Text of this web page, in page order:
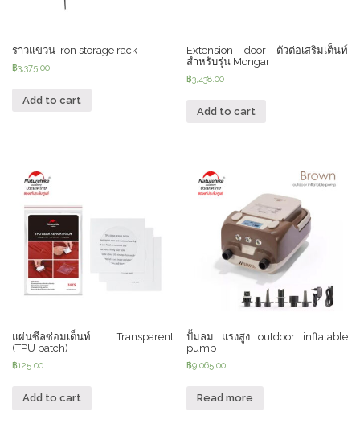
ราวแขวน iron storage rack
฿3,375.00
Add to cart
Extension door ตัวต่อเสริมเต็นท์
สำหรับรุ่น Mongar
฿3,438.00
Add to cart
แผ่นซีลซ่อมเต็นท์ Transparent
(TPU patch)
฿125.00
Add to cart
ปั้มลม แรงสูง outdoor inflatable
pump
฿9,065.00
Read more